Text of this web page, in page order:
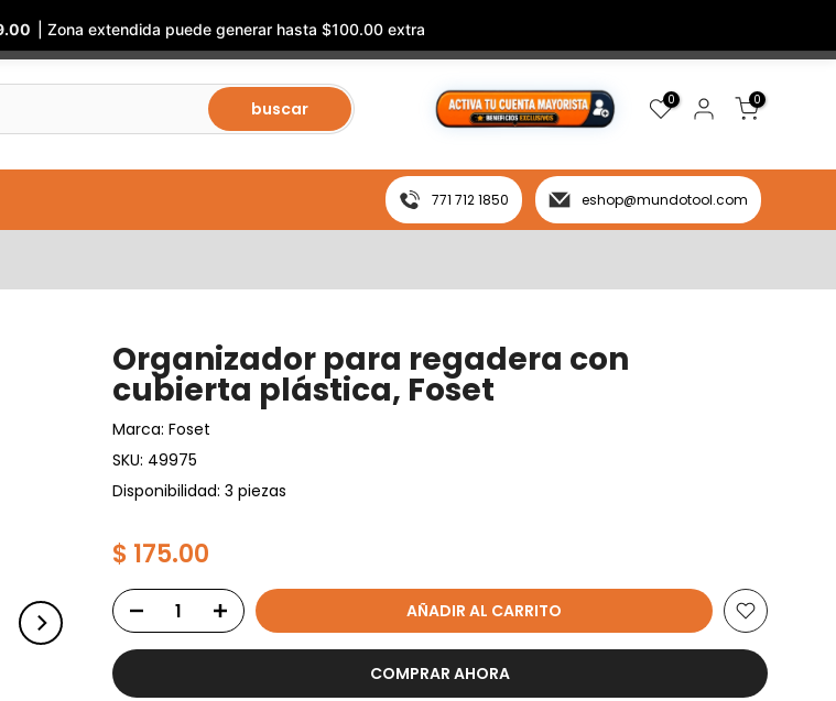
| Zona extendida puede generar hasta $100.00 extra
buscar 0 0
771 712 1850 eshop@mundotool.com
Organizador para regadera con
cubierta plástica, Foset
Marca: Foset
SKU: 49975
Disponibilidad: 3 piezas
$ 175.00
AÑADIR AL CARRITO
COMPRAR AHORA